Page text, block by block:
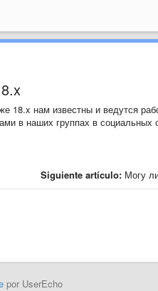
18.x нам известны и ведутся
в наших группах в социальных
Siguiente artículo: Могу
por UserEcho